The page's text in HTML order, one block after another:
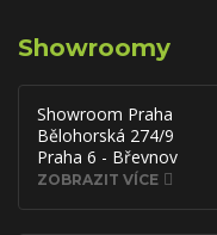
Showroomy
Showroom Praha
Bělohorská 274/9
Praha 6 - Břevnov
ZOBRAZIT VÍCE